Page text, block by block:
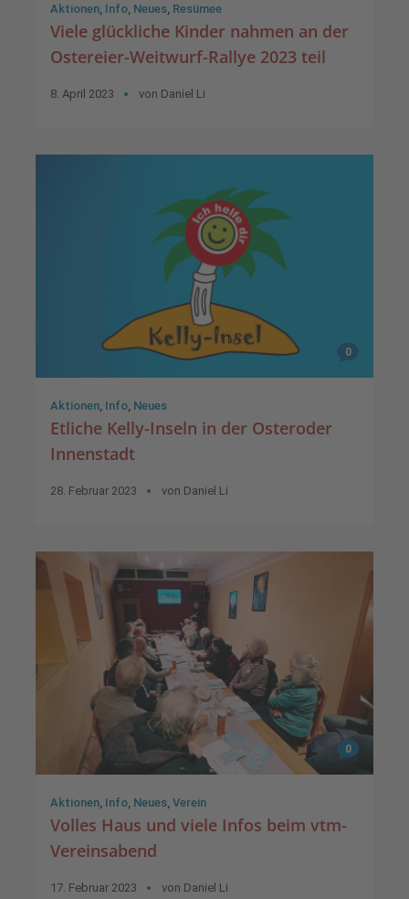
Aktionen Info Neues Resümee
Viele glückliche Kinder nahmen an der
Ostereier-Weitwurf-Rallye 2023 teil
8. April 2023 von Daniel Li
0
Aktionen Info Neues
Etliche Kelly-Inseln in der Osteroder
Innenstadt
28. Februar 2023 von Daniel Li
0
Aktionen Info Neues Verein
Volles Haus und viele Infos beim vtm-
Vereinsabend
17. Februar 2023 von Daniel Li